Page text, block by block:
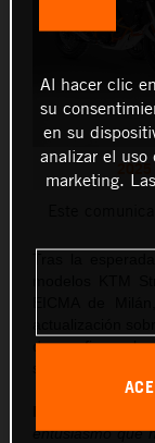
Este
EICMA de
de confirmar
entusiasmo que
Al hacer clic
su
en su
analizar el uso
marketing.